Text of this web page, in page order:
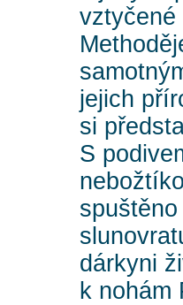
vztyčené
jejich
si
S
dárkyni
k nohám